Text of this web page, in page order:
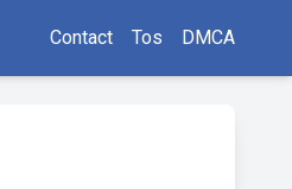
Contact Tos DMCA